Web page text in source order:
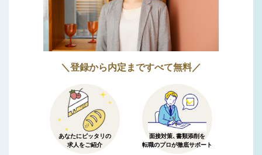
＼登録から内定まですべて無料／
あなたにピッタリの
求人をご紹介
面接対策、書類添削を
転職のプロが徹底サポート